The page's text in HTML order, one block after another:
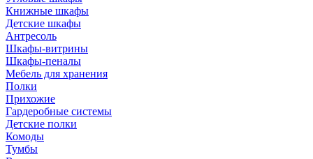
Книжные шкафы
Детские шкафы
Антресоль
Шкафы-витрины
Шкафы-пеналы
Мебель для хранения
Полки
Прихожие
Гардеробные системы
Детские полки
Комоды
Тумбы